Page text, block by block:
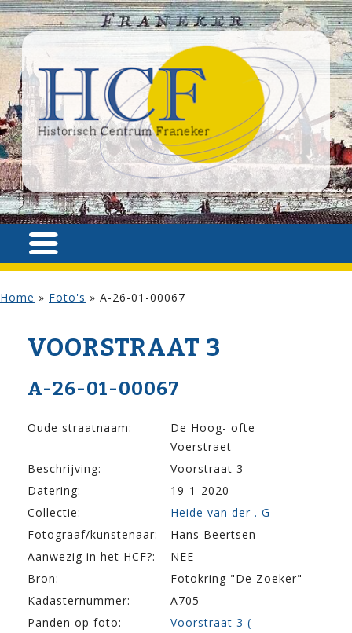
Home » Foto's » A-26-01-00067
VOOR­STRAAT 3
A-26-01-00067
Oude straatnaam:
De Hoog- ofte
Voerstraet
Beschrijving:
Voorstraat 3
Datering:
19-1-2020
Collectie:
Heide van der . G
Fotograaf/kunstenaar:
Hans Beertsen
Aanwezig in het HCF?:
NEE
Bron:
Fotokring "De Zoeker"
Kadasternummer:
A705
Panden op foto:
Voorstraat 3 (